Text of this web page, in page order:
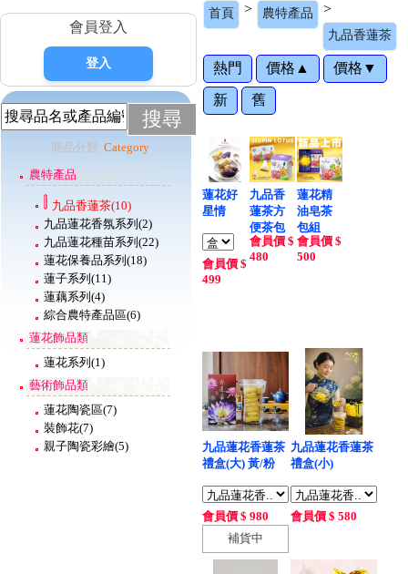
會員登入
搜尋
商品分類 Category
農特產品
九品香蓮茶(10)
九品蓮花香氛系列 (2)
九品蓮花種苗系列 (22)
蓮花保養品系列 (18)
蓮子系列 (11)
蓮藕系列 (4)
綜合農特產品區(6)
蓮花飾品類
蓮花系列 (1)
藝術飾品類
蓮花陶瓷區(7)
裝飾花(7)
親子陶瓷彩繪(5)
首頁 > 農特產品 >
九品香蓮茶
熱門 價格▲ 價格▼
新 舊
蓮花好
星情
會員價 $
499
九品香
蓮茶方
便茶包
(可冷泡
熱泡)
會員價 $
480
蓮花精
油皂茶
包組
會員價 $
500
九品蓮花香蓮茶
禮盒(大) 黃/粉
會員價 $ 980
補貨中
九品蓮花香蓮茶
禮盒(小)
會員價 $ 580